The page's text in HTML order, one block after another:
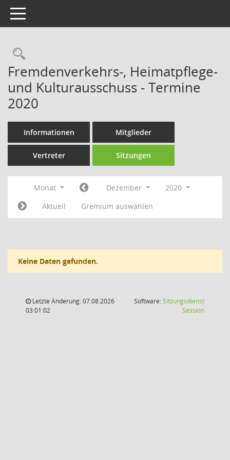
Toggle navigation
Rechercheauswahl
Fremdenverkehrs-, Heimatpflege-
und Kulturausschuss - Termine
2020
Informationen Mitglieder
Vertreter Sitzungen
Monat Dezember
2020
Aktuell
Gremium auswählen
Keine Daten gefunden.
Letzte Änderung: 07.08.2026
03:01:02
Software:Sitzungsdienst
Session(Wird in